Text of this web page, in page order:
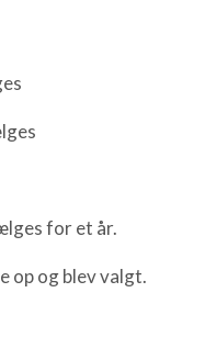
for et år.
op og blev valgt.